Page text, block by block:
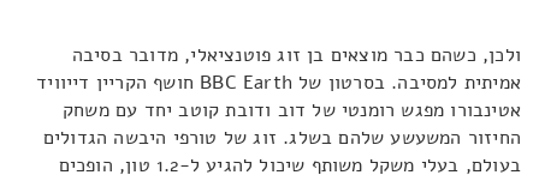
ולכן, כשהם כבר מוצאים בן זוג פוטנציאלי, מדובר בסיבה
אמיתית למסיבה. בסרטון של BBC Earth חושף הקריין דייוויד
אטינבורו מפגש רומנטי של דוב ודובת קוטב יחד עם משחק
החיזור המשעשע שלהם בשלג. זוג של טורפי היבשה הגדולים
בעולם, בעלי משקל משותף שיכול להגיע ל-1.2 טון, הופכים